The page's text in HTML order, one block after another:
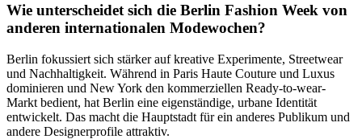
Wie unterscheidet sich die Berlin Fashion Week von
anderen internationalen Modewochen?
Berlin fokussiert sich stärker auf kreative Experimente, Streetwear
und Nachhaltigkeit. Während in Paris Haute Couture und Luxus
dominieren und New York den kommerziellen Ready-to-wear-
Markt bedient, hat Berlin eine eigenständige, urbane Identität
entwickelt. Das macht die Hauptstadt für ein anderes Publikum und
andere Designerprofile attraktiv.